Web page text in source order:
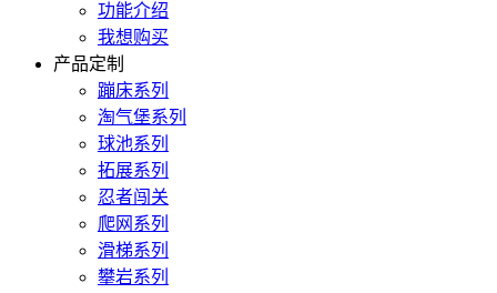
功能介绍
我想购买
产品定制
蹦床系列
淘气堡系列
球池系列
拓展系列
忍者闯关
爬网系列
滑梯系列
攀岩系列